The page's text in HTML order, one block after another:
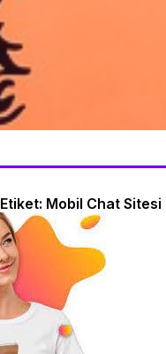
Etiket: Mobil Chat Sitesi